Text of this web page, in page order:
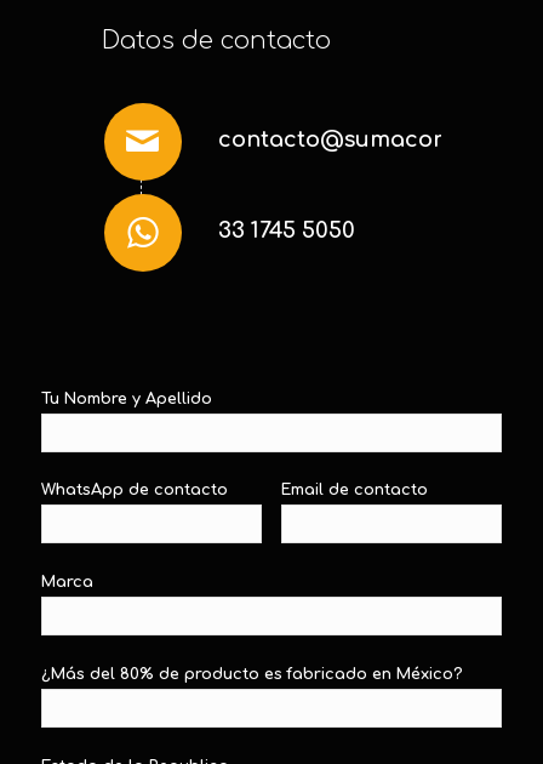
Datos de contacto
33 1745 5050
Tu Nombre y Apellido
Email de contacto
WhatsApp de contacto
Marca
¿Más del 80% de producto es fabricado en México?